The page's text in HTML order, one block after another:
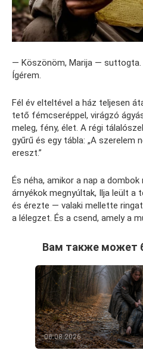
— Köszönöm, Marija —
Ígérem.
Fél év elteltével a ház teljesen
tető fémcseréppel, virágzó
meleg, fény, élet. A régi
gyűrű és egy tábla: „A szerelem
ereszt.”
És néha, amikor a nap a
árnyékok megnyúltak, Ilja leült a
és érezte — valaki mellette
a lélegzet. És a csend, amely a
Вам также может
06.08.2026